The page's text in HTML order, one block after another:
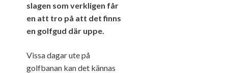
slagen som verkligen får
en att tro på att det finns
en golfgud där uppe.
Vissa dagar ute på
golfbanan kan det kännas